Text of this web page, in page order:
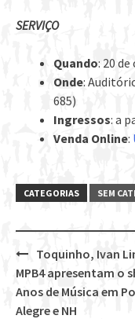
SERVIÇO
Quando: 20
Onde:
685)
Ingressos: a
Venda Online:
CATEGORIAS SEM
Post
navigation
Toquinho, Ivan
MPB4 apresentam o
Anos de Música em
Alegre e NH